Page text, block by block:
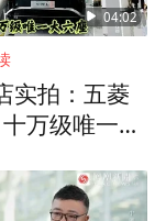
04:02
实拍：五菱
万级唯一大